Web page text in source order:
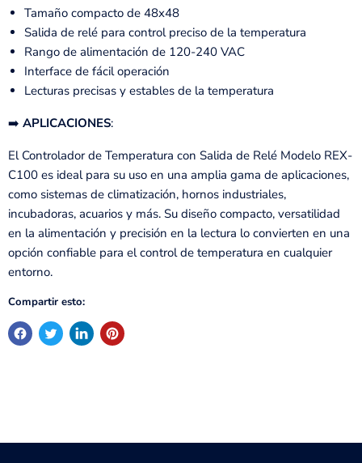
Tamaño compacto de 48x48
Salida de relé para control preciso de la temperatura
Rango de alimentación de 120-240 VAC
Interface de fácil operación
Lecturas precisas y estables de la temperatura
➡️ APLICACIONES:
El Controlador de Temperatura con Salida de Relé Modelo REX-
C100 es ideal para su uso en una amplia gama de aplicaciones,
como sistemas de climatización, hornos industriales,
incubadoras, acuarios y más. Su diseño compacto, versatilidad
en la alimentación y precisión en la lectura lo convierten en una
opción confiable para el control de temperatura en cualquier
entorno.
Compartir esto: